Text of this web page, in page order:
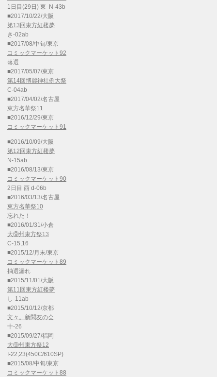
1日目(29日) 東 N-43b
■2017/10/22/大阪
第13回東方紅楼夢
き-02ab
■2017/08/中旬/東京
コミックマーケット92
落選
■2017/05/07/東京
第14回博麗神社例大祭
C-04ab
■2017/04/02/名古屋
東方名華祭11
■2016/12/29/東京
コミックマーケット91
■2016/10/09/大阪
第12回東方紅楼夢
N-15ab
■2016/08/13/東京
コミックマーケット90
2日目 西 d-06b
■2016/03/13/名古屋
東方名華祭10
忘れた！
■2016/01/31/小倉
大⑨州東方祭13
C-15,16
■2015/12/月末/東京
コミックマーケット89
抽選漏れ
■2015/11/01/大阪
第11回東方紅楼夢
し-11ab
■2015/10/12/京都
文々。新聞友の会
十-26
■2015/09/27/福岡
大⑨州東方祭12
I-22,23(450C/610SP)
■2015/08/中旬/東京
コミックマーケット88